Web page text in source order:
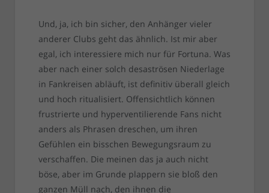
Und, ja, ich bin sicher, den Anhänger vieler
anderer Clubs geht das ähnlich. Ist mir aber
egal, ich interessiere mich nur für Fortuna. Was
aber nach einer solch desaströsen Niederlage
in Fankreisen abläuft, ist definitiv überall gleich
und hoch ritualisiert. Offensichtlich können
frustrierte und hyperventilierende Fans nicht
anders als Phrasen dreschen, um ihren
Gefühlen ein bisschen Bewegungsraum zu
verschaffen. Die meinen das ja auch nicht
böse, aber im Grunde plappern sie bloß den
ganzen Müll nach, den ihnen die